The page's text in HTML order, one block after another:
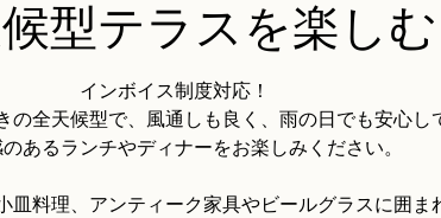
型テラスを楽し
インボイス制度対応！
の全天候型で、風通しも良く、雨の日でも安心し
あるランチやディナーをお楽しみください。
皿料理、アンティーク家具やビールグラスに囲ま